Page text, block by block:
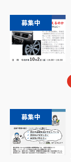
募集中
募集中